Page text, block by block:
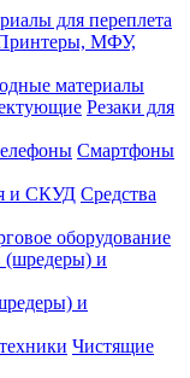
для переплета
МФУ,
материалы
Резаки для
Смартфоны
Средства
оборудование
и
Чистящие